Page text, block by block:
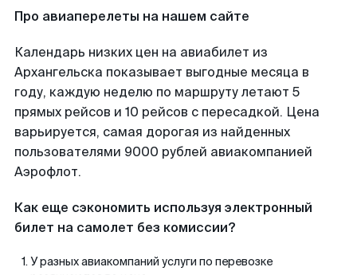
Про авиаперелеты на нашем сайте
Календарь низких цен на авиабилет из
Архангельска показывает выгодные месяца в
году, каждую неделю по маршруту летают 5
прямых рейсов и 10 рейсов с пересадкой. Цена
варьируется, самая дорогая из найденных
пользователями 9000 рублей авиакомпанией
Аэрофлот.
Как еще сэкономить используя электронный
билет на самолет без комиссии?
У разных авиакомпаний услуги по перевозке